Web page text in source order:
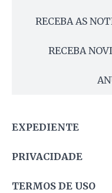
RECEBA AS
RECEBA
EXPEDIENTE
PRIVACIDADE
TERMOS DE USO